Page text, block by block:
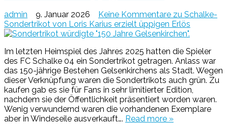
admin 9. Januar 2026 Keine Kommentare zu Schalke-
Sondertrikot von Loris Karius erzielt üppigen Erlös
Im letzten Heimspiel des Jahres 2025 hatten die Spieler
des FC Schalke 04 ein Sondertrikot getragen. Anlass war
das 150-jährige Bestehen Gelsenkirchens als Stadt. Wegen
dieser Verknüpfung waren die Sondertrikots auch grün. Zu
kaufen gab es sie für Fans in sehr limitierter Edition,
nachdem sie der Öffentlichkeit präsentiert worden waren.
Wenig verwundernd waren die vorhandenen Exemplare
aber in Windeseile ausverkauft…. Read more »